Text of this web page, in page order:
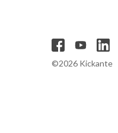
©2026 Kickante